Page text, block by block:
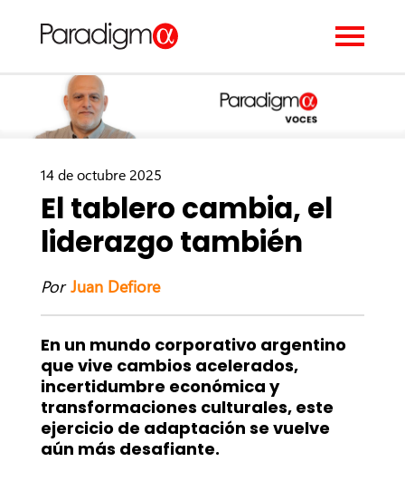
14 de octubre 2025
El tablero cambia, el
liderazgo también
PorJuan Defiore
En un mundo corporativo argentino
que vive cambios acelerados,
incertidumbre económica y
transformaciones culturales, este
ejercicio de adaptación se vuelve
aún más desafiante.